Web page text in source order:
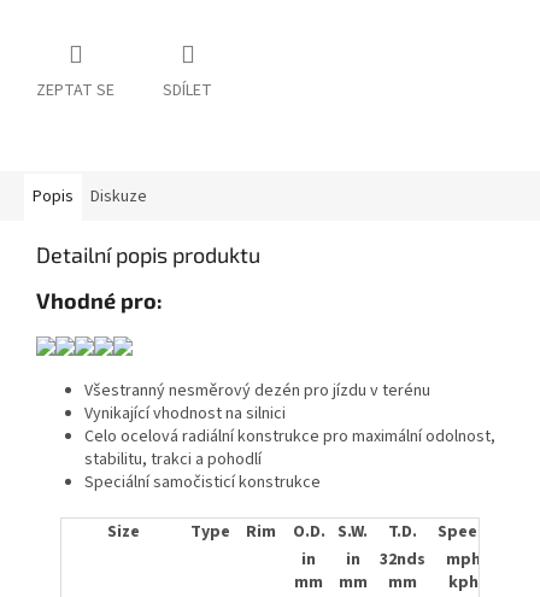
ZEPTAT SE SDÍLET
Popis Diskuze
Detailní popis produktu
Vhodné pro:
Všestranný nesměrový dezén pro jízdu v terénu
Vynikající vhodnost na silnici
Celo ocelová radiální konstrukce pro maximální odolnost,
stabilitu, trakci a pohodlí
Speciální samočisticí konstrukce
Size Type Rim O.D. S.W. T.D. Speed
in
mm
in
mm
32nds
mm
mph
kph